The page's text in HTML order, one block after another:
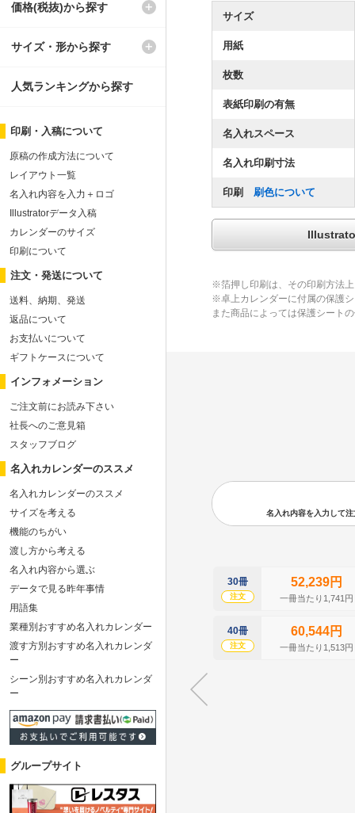
サイズ
用紙
枚数
表紙印刷の有無
名入れスペース
名入れ印刷寸法
印刷 刷色について
※箔押し印刷は、その印刷方法
※卓上カレンダーに付属の保護
また商品によっては保護シート
名入れ内容を入力して
30冊
注文
52,239円
一冊当たり1,741円
40冊
注文
60,544円
一冊当たり1,513円
価格(税抜)から探す
サイズ・形から探す
人気ランキングから探す
印刷・入稿について
原稿の作成方法について
レイアウト一覧
名入れ内容を入力＋ロゴ
Illustratorデータ入稿
カレンダーのサイズ
印刷について
注文・発送について
送料、納期、発送
返品について
お支払いについて
ギフトケースについて
インフォメーション
ご注文前にお読み下さい
社長へのご意見箱
スタッフブログ
名入れカレンダーのススメ
名入れカレンダーのススメ
サイズを考える
機能のちがい
渡し方から考える
名入れ内容から選ぶ
データで見る昨年事情
用語集
業種別おすすめ名入れカレンダー
渡す方別おすすめ名入れカレンダ
ー
シーン別おすすめ名入れカレンダ
ー
グループサイト